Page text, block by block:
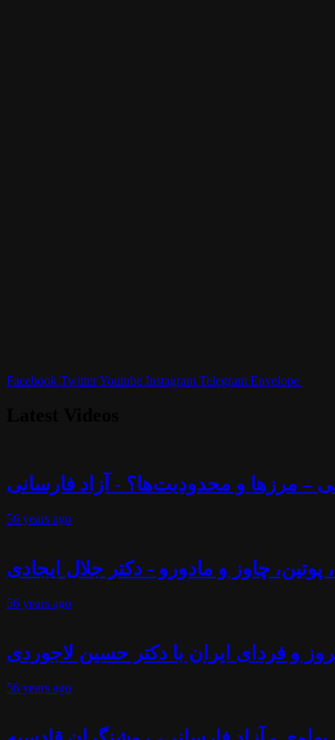
Facebook TwitterYoutube Instagram Telegram Envelope
56 years ago
56 years ago
و فردای ایران با دکتر حسین لاجوردی
56 years ago